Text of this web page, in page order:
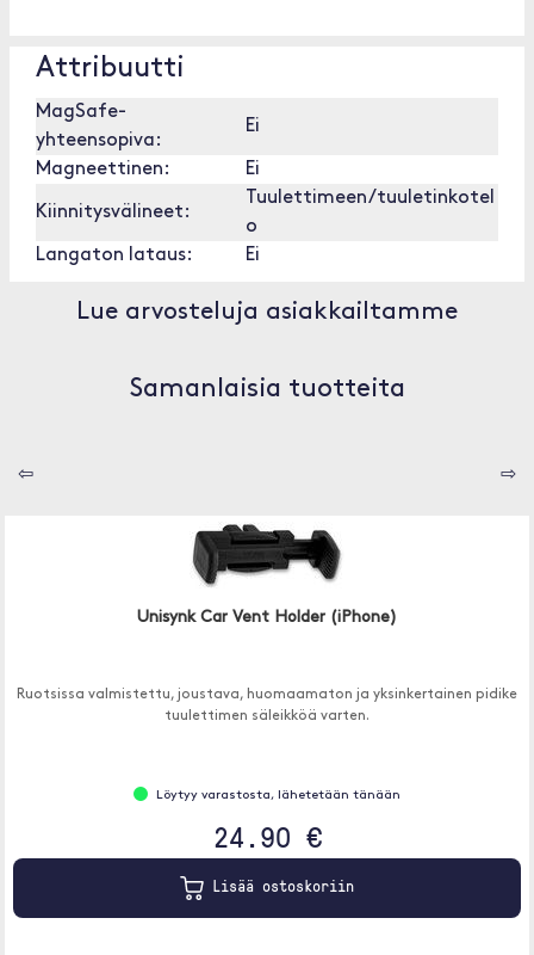
Attribuutti
MagSafe-
yhteensopiva:
Ei
Magneettinen: Ei
Kiinnitysvälineet:
Tuulettimeen/tuuletinkotel
o
Langaton lataus:
Ei
Lue arvosteluja asiakkailtamme
Samanlaisia tuotteita
⇦ ⇨
Unisynk Car Vent Holder (iPhone)
Ruotsissa valmistettu, joustava, huomaamaton ja yksinkertainen pidike
tuulettimen säleikköä varten.
Löytyy varastosta, lähetetään tänään
24.90 €
Lisää ostoskoriin